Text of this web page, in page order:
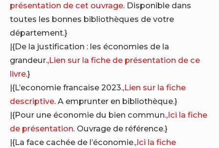
présentation de cet ouvrage. Disponible dans
toutes les bonnes bibliothèques de votre
département.}
|{De la justification : les économies de la
grandeur.,Lien sur la fiche de présentation de ce
livre.}
|{L’economie francaise 2023.,Lien sur la fiche
descriptive. A emprunter en bibliothèque.}
|{Pour une économie du bien commun.,Ici la fiche
de présentation. Ouvrage de référence.}
|{La face cachée de l’économie.,Ici la fiche